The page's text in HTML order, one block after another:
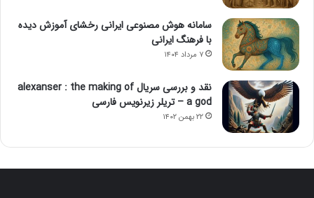
سامانه هوش مصنوعی ایرانی رخشای آموزش دیده
با فرهنگ ایرانی
۷ مرداد ۱۴۰۴
نقد و بررسی سریال alexanser : the making of
a god – تریلر زیرنویس فارسی
۲۲ بهمن ۱۴۰۲